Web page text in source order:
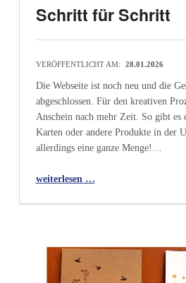
Schritt für Schritt
VERÖFFENTLICHT AM: 28.01.2026
Die Webseite ist noch neu und die
abgeschlossen. Für den kreativen
Anschein nach mehr Zeit. So gibt es
Karten oder andere Produkte in der
allerdings eine ganze Menge!…
“Schritt für Schritt”
weiterlesen …